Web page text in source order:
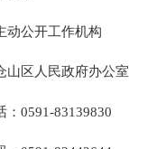
动公开工作机构
区人民政府办公室
0591-83139830